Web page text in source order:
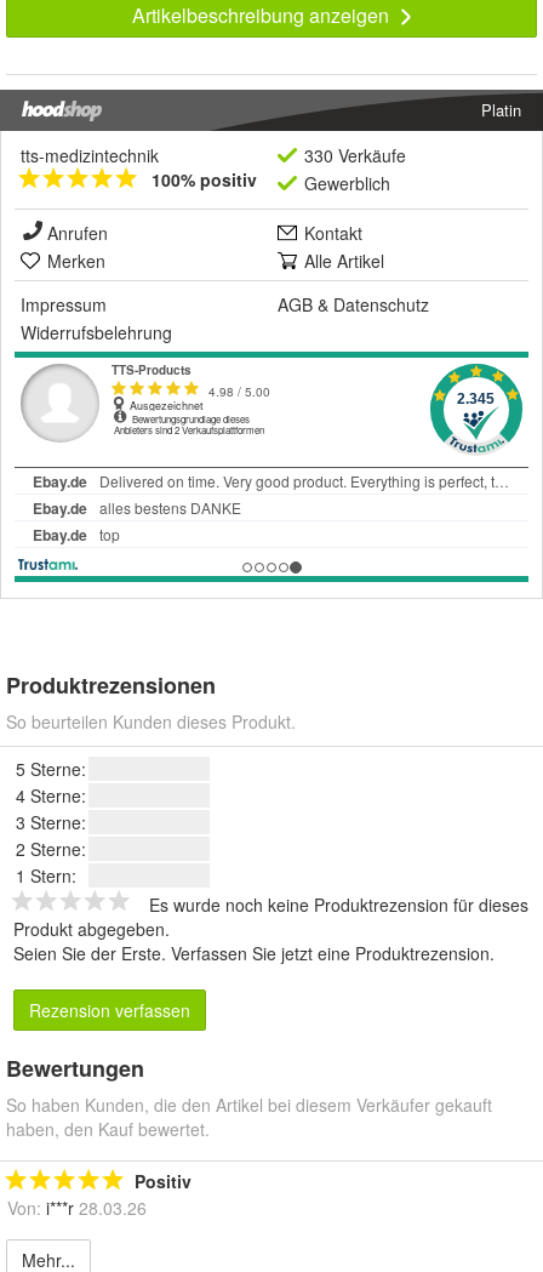
Artikelbeschreibung anzeigen
Platin
tts-medizintechnik
100% positiv
330 Verkäufe
Gewerblich
Anrufen
Kontakt
Merken
Alle Artikel
Impressum
AGB & Datenschutz
Widerrufsbelehrung
Produktrezensionen
So beurteilen Kunden dieses Produkt.
5 Sterne:
4 Sterne:
3 Sterne:
2 Sterne:
1 Stern:
Es wurde noch keine Produktrezension für dieses
Produkt abgegeben.
Seien Sie der Erste. Verfassen Sie jetzt eine Produktrezension.
Rezension verfassen
Bewertungen
So haben Kunden, die den Artikel bei diesem Verkäufer gekauft
haben, den Kauf bewertet.
Positiv
Von: i***r 28.03.26
Mehr...